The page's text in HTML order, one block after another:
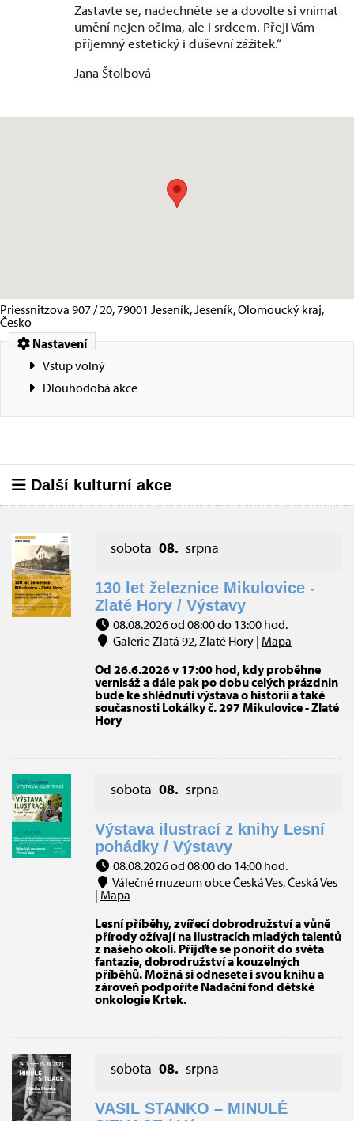
Zastavte se, nadechněte se a dovolte si vnímat
umění nejen očima, ale i srdcem. Přeji Vám
příjemný estetický i duševní zážitek.“
Jana Štolbová
Priessnitzova 907 / 20, 79001 Jeseník, Jeseník, Olomoucký kraj,
Česko
Nastavení
Vstup volný
Dlouhodobá akce
Další kulturní akce
sobota 08. srpna
130 let železnice Mikulovice -
Zlaté Hory / Výstavy
08.08.2026 od 08:00 do 13:00 hod.
Galerie Zlatá 92, Zlaté Hory | Mapa
Od 26.6.2026 v 17:00 hod, kdy proběhne
vernisáž a dále pak po dobu celých prázdnin
bude ke shlédnutí výstava o historii a také
současnosti Lokálky č. 297 Mikulovice - Zlaté
Hory
sobota 08. srpna
Výstava ilustrací z knihy Lesní
pohádky / Výstavy
08.08.2026 od 08:00 do 14:00 hod.
Válečné muzeum obce Česká Ves, Česká Ves
| Mapa
Lesní příběhy, zvířecí dobrodružství a vůně
přírody ožívají na ilustracích mladých talentů
z našeho okolí. Přijďte se ponořit do světa
fantazie, dobrodružství a kouzelných
příběhů. Možná si odnesete i svou knihu a
zároveň podpoříte Nadační fond dětské
onkologie Krtek.
sobota 08. srpna
VASIL STANKO – MINULÉ